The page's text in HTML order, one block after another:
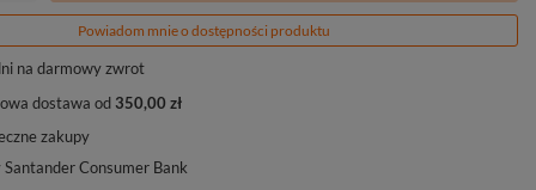
Powiadom mnie o dostępności produktu
na darmowy zwrot
dostawa od 350,00 zł
zakupy
Santander Consumer Bank